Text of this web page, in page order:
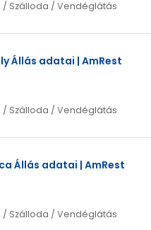
/ Szálloda / Vendéglátás
Állás adatai | AmRest
/ Szálloda / Vendéglátás
Állás adatai | AmRest
/ Szálloda / Vendéglátás